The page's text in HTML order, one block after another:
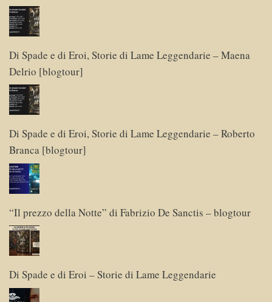
Di Spade e di Eroi, Storie di Lame Leggendarie – Maena
Delrio [blogtour]
Di Spade e di Eroi, Storie di Lame Leggendarie – Roberto
Branca [blogtour]
“Il prezzo della Notte” di Fabrizio De Sanctis – blogtour
Di Spade e di Eroi – Storie di Lame Leggendarie